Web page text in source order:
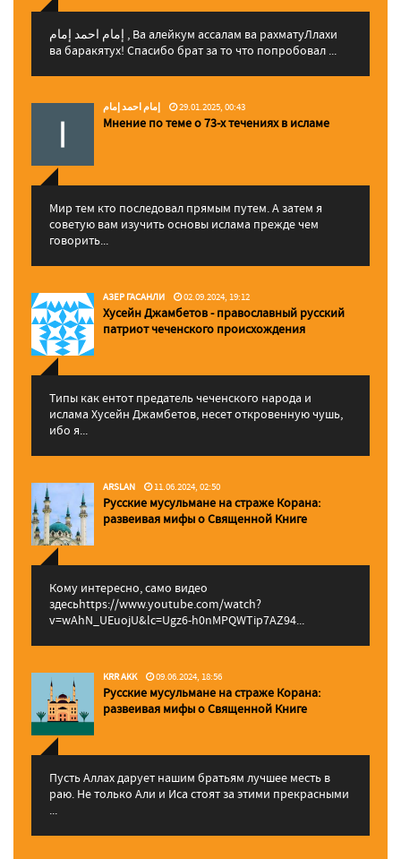
إمام احمد إمام , Ва алейкум ассалам ва рахматуЛлахи
ва баракятух! Спасибо брат за то что попробовал ...
إمام احمد إمام 29.01.2025, 00:43
Мнение по теме о 73-х течениях в исламе
Мир тем кто последовал прямым путем. А затем я
советую вам изучить основы ислама прежде чем
говорить...
АЗЕР ГАСАНЛИ 02.09.2024, 19:12
Хусейн Джамбетов - православный русский
патриот чеченского происхождения
Типы как ентот предатель чеченского народа и
ислама Хусейн Джамбетов, несет откровенную чушь,
ибо я...
ARSLAN 11.06.2024, 02:50
Русские мусульмане на страже Корана:
pазвеивая мифы о Священной Книге
Кому интересно, само видео
здесьhttps://www.youtube.com/watch?
v=wAhN_UEuojU&lc=Ugz6-h0nMPQWTip7AZ94...
KRR AKK 09.06.2024, 18:56
Русские мусульмане на страже Корана:
pазвеивая мифы о Священной Книге
Пусть Аллах дарует нашим братьям лучшее месть в
раю. Не только Али и Иса стоят за этими прекрасными
...